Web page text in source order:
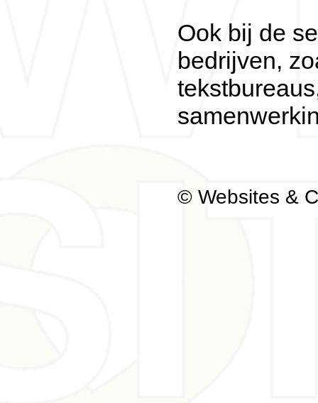
Ook bij de
bedrijven,
© Websites &